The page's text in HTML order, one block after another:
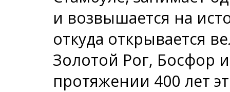
и возвышается на
откуда открывается
Золотой Рог, Босфор
протяжении 400 лет